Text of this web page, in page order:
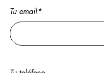
Tu email*